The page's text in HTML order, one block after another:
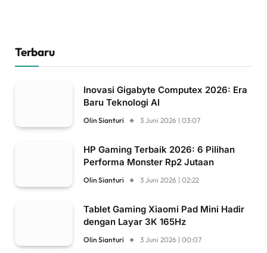
Terbaru
Inovasi Gigabyte Computex 2026: Era
Baru Teknologi AI
Olin Sianturi 3 Juni 2026 | 03:07
HP Gaming Terbaik 2026: 6 Pilihan
Performa Monster Rp2 Jutaan
Olin Sianturi 3 Juni 2026 | 02:22
Tablet Gaming Xiaomi Pad Mini Hadir
dengan Layar 3K 165Hz
Olin Sianturi 3 Juni 2026 | 00:07